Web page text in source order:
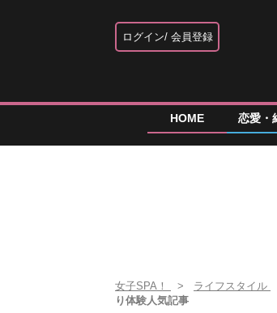
ログイン 会員登録
HOME 恋愛・
女子SPA！ ライフスタイル
り体験人気記事